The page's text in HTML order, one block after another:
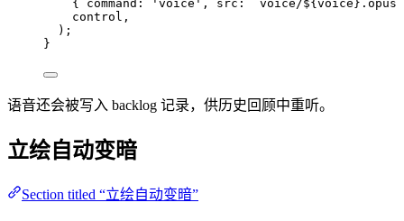
{ command:
' voice ' , src: ` voice/${ voice } .opus `
control,
);
}
语音还会被写入 backlog 记录，供历史回顾中重听。
立绘自动变暗
Section titled “立绘自动变暗”